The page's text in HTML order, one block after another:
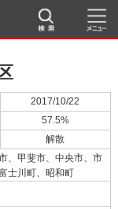
2017/10/22
57.5%
解散
、甲斐市、中央市、市
士川町、昭和町